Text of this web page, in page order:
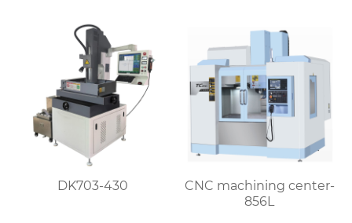
DK703-430
CNC machining center-
856L